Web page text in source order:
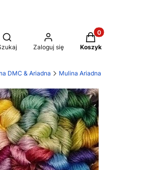
Otwórz wyszukiwarkę
Zaloguj się
Produkty w
Koszyk
DMC & Ariadna Mulina Ariadna